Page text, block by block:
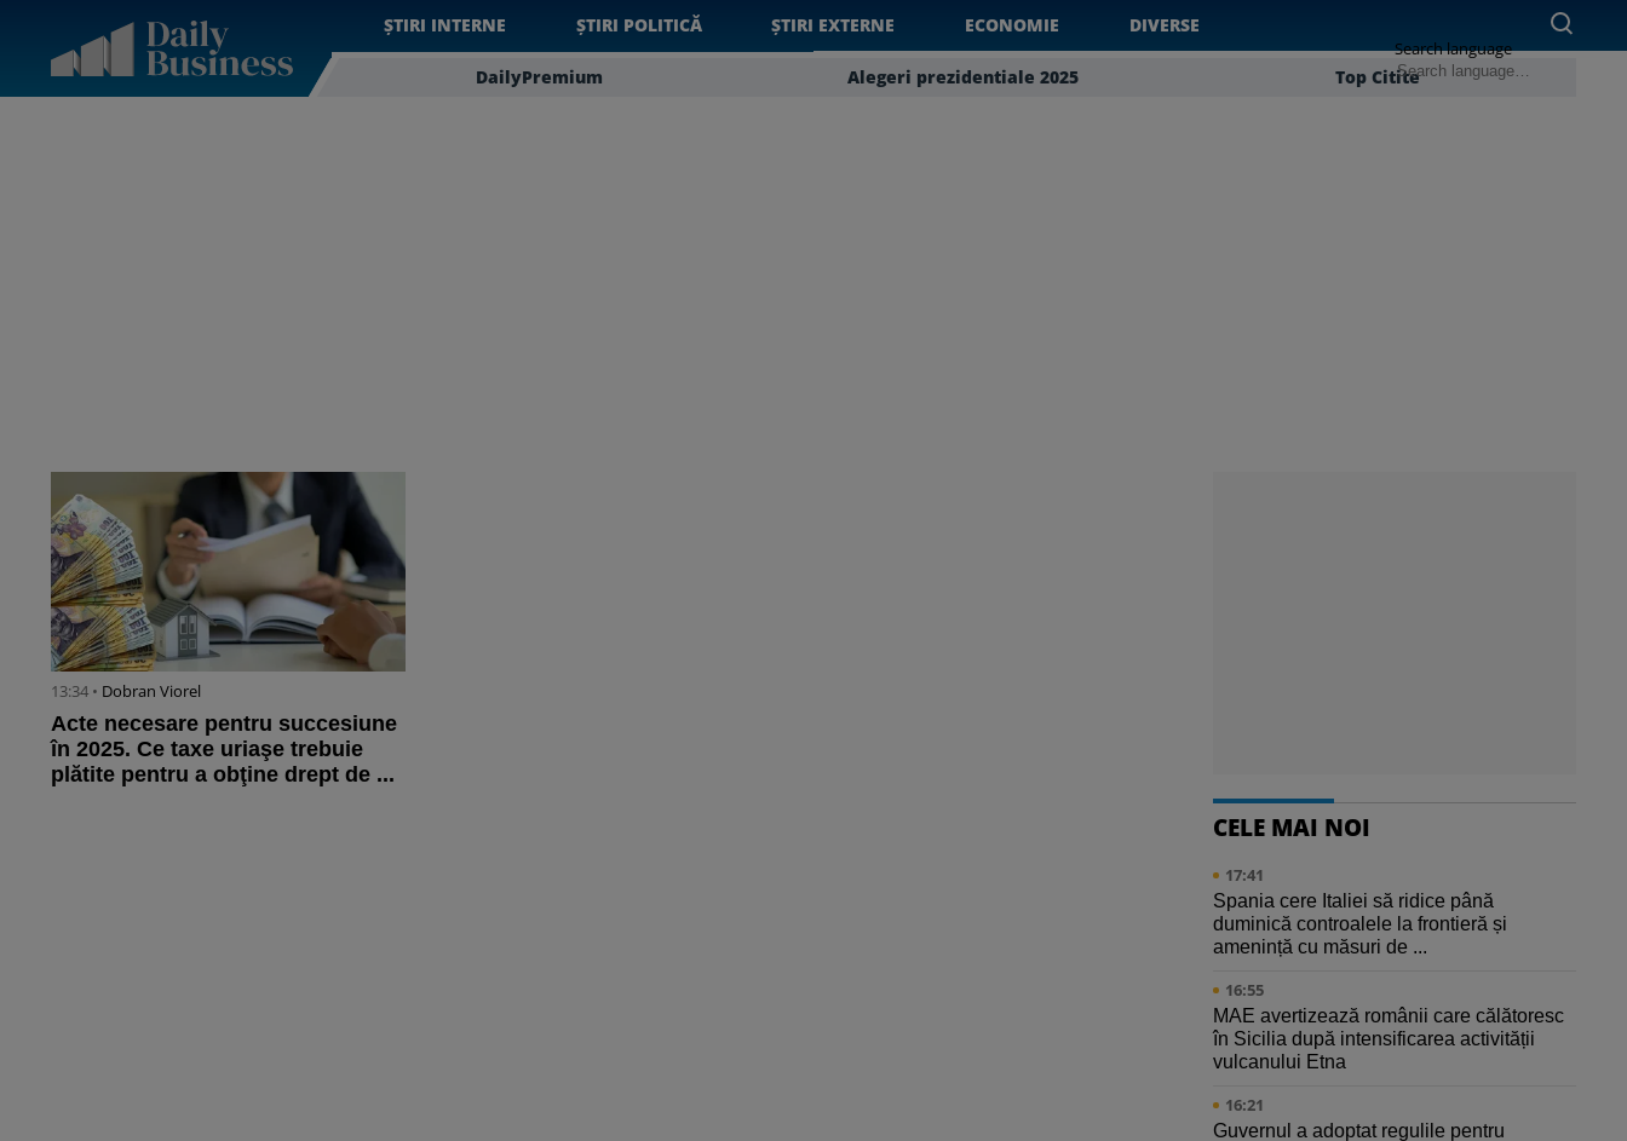
ȘTIRI INTERNE ȘTIRI POLITICĂ ȘTIRI EXTERNE ECONOMIE DIVERSE
DailyPremium Alegeri prezidentiale 2025 Top Citite
Search language
13:34 • Dobran Viorel
Acte necesare pentru succesiune
în 2025. Ce taxe uriaşe trebuie
plătite pentru a obţine drept de ...
CELE MAI NOI
17:41
Spania cere Italiei să ridice până
duminică controalele la frontieră și
amenință cu măsuri de ...
16:55
MAE avertizează românii care călătoresc
în Sicilia după intensificarea activității
vulcanului Etna
16:21
Guvernul a adoptat regulile pentru